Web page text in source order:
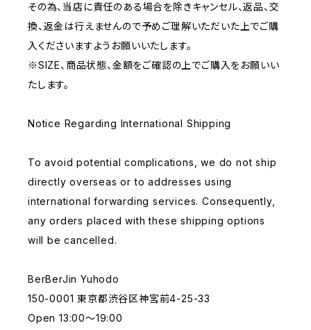
その為、当店に責任のある場合を除きキャンセル、返品、交
換、返金は行えませんので予めご理解いただいた上でご購
入くださいますようお願いいたします。
※SIZE、商品状態、金額をご確認の上でご購入をお願いい
たします。
Notice Regarding International Shipping
To avoid potential complications, we do not ship
directly overseas or to addresses using
international forwarding services. Consequently,
any orders placed with these shipping options
will be cancelled.
BerBerJin Yuhodo
150-0001 東京都渋谷区神宮前4-25-33
Open 13:00〜19:00